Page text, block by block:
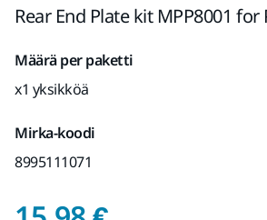
Rear End Plate kit MPP8001 for
Määrä per paketti
x1 yksikköä
Mirka-koodi
8995111071